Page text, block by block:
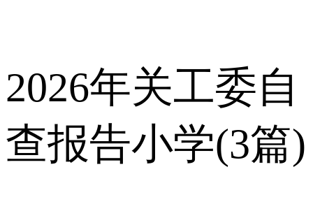
2026年关工委自
查报告小学(3篇)